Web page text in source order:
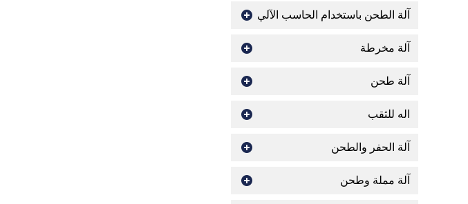
آلة الطحن باستخدام الحاسب الآلي
آلة مخرطة
آلة طحن
اله للثقب
آلة الحفر والطحن
آلة مملة وطحن